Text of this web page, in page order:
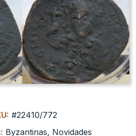
#22410/772
Byzantinas, Novidades